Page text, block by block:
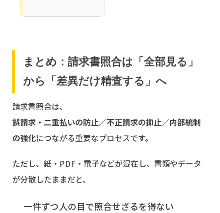
まとめ：請求書照合は「全部見る」
から「差異だけ精査する」へ
請求書照合は、
誤請求・二重払いの防止／不正請求の抑止／内部統制
の強化につながる重要なプロセスです。
ただし、紙・PDF・電子などが混在し、書類やデータ
が分散したままだと、
一件ずつ人の目で照合せざるを得ない